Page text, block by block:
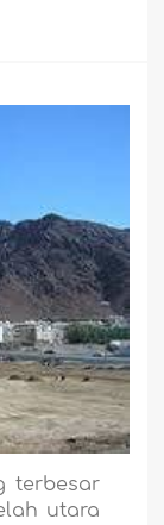
terbesar
utara